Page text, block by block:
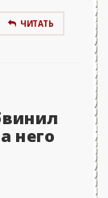
ЧИТАТЬ
него